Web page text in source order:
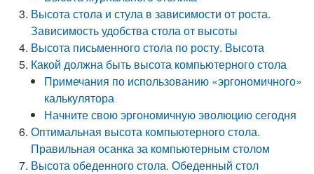
Высота стола и стула в зависимости от роста.
Зависимость удобства стола от высоты
Высота письменного стола по росту. Высота
Какой должна быть высота компьютерного стола
Примечания по использованию «эргономичного»
калькулятора
Начните свою эргономичную эволюцию сегодня
Оптимальная высота компьютерного стола.
Правильная осанка за компьютерным столом
Высота обеденного стола. Обеденный стол